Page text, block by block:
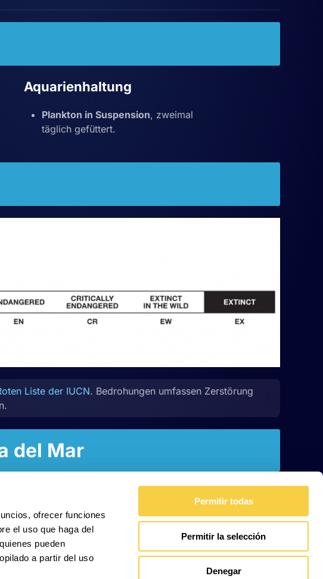
ofrecer funciones
el uso que haga del
pueden
a partir del uso
Permitir todas
Permitir la selección
Denegar
Aquarienhaltung
Plankton in Suspension, zweimal
täglich gefüttert.
Liste der IUCN. Bedrohungen umfassen Zerstörung
del Mar